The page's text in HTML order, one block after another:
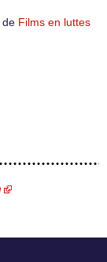
de Films en luttes